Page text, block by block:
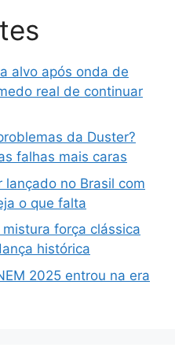
alvo após onda de
real de continuar
da Duster?
falhas mais caras
no Brasil com
o que falta
força clássica
histórica
2025 entrou na era